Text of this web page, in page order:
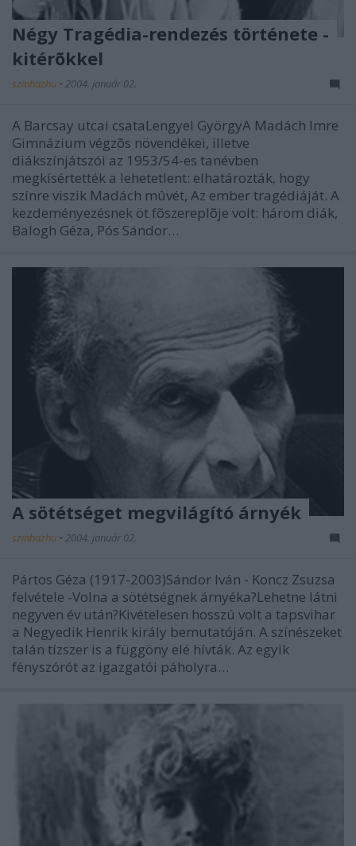
Négy Tragédia-rendezés története -
kitérõkkel
szinhazhu • 2004. január 02.
A Barcsay utcai csataLengyel GyörgyA Madách Imre
Gimnázium végzõs növendékei, illetve
diákszínjátszói az 1953/54-es tanévben
megkísértették a lehetetlent: elhatározták, hogy
színre viszik Madách mûvét, Az ember tragédiáját. A
kezdeményezésnek öt fõszereplõje volt: három diák,
Balogh Géza, Pós Sándor…
A sötétséget megvilágító árnyék
szinhazhu • 2004. január 02.
Pártos Géza (1917-2003)Sándor Iván - Koncz Zsuzsa
felvétele -Volna a sötétségnek árnyéka?Lehetne látni
negyven év után?Kivételesen hosszú volt a tapsvihar
a Negyedik Henrik király bemutatóján. A színészeket
talán tízszer is a függöny elé hívták. Az egyik
fényszórót az igazgatói páholyra…